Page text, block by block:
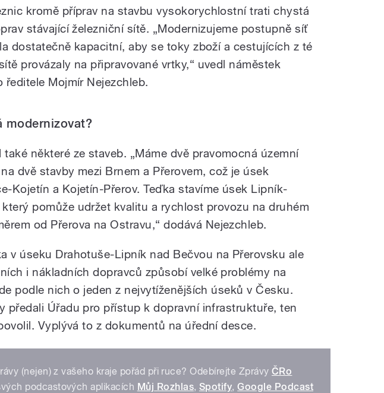
kromě příprav na stavbu vysokorychlostní trati chystá
stávající železniční sítě. „Modernizujeme postupně síť
dostatečně kapacitní, aby se toky zboží a cestujících z té
provázaly na připravované vrtky,“ uvedl náměstek
ředitele Mojmír Nejezchleb.
modernizovat?
také některé ze staveb. „Máme dvě pravomocná územní
dvě stavby mezi Brnem a Přerovem, což je úsek
Kojetín a Kojetín-Přerov. Teďka stavíme úsek Lipník-
pomůže udržet kvalitu a rychlost provozu na druhém
od Přerova na Ostravu,“ dodává Nejezchleb.
v úseku Drahotuše-Lipník nad Bečvou na Přerovsku ale
i nákladních dopravců způsobí velké problémy na
podle nich o jeden z nejvytíženějších úseků v Česku.
předali Úřadu pro přístup k dopravní infrastruktuře, ten
Vyplývá to z dokumentů na úřední desce.
(nejen) z vašeho kraje pořád při ruce? Odebírejte Zprávy ČRo
podcastových aplikacích Můj Rozhlas, Spotify,Google Podcast